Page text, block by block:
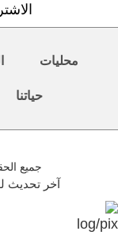
محليات
حياتنا
جميع الحقوق
آخر تحديث للصفحة